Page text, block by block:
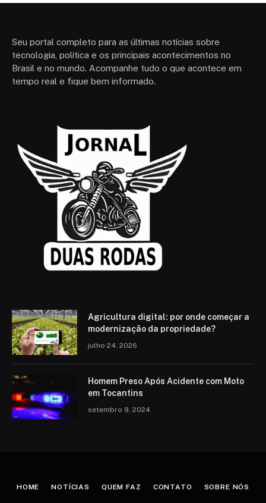
Seu portal completo para as últimas notícias sobre
tecnologia, política e os principais acontecimentos no
Brasil e no mundo. Acompanhe tudo o que acontece em
tempo real e fique bem informado.
Agricultura digital: por onde começar a
modernização da propriedade?
julho 24, 2026
Homem Preso Após Acidente com Moto
em Tocantins
setembro 9, 2024
HOME NOTÍCIAS QUEM FAZ CONTATO SOBRE NÓS